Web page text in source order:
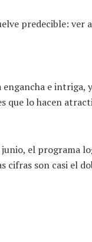
predecible:
e intriga,
lo hacen
el programa
cifras son casi el